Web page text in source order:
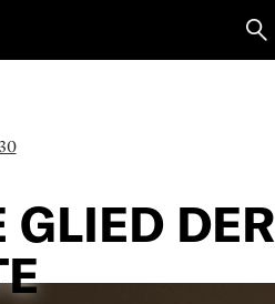
GLIED DER